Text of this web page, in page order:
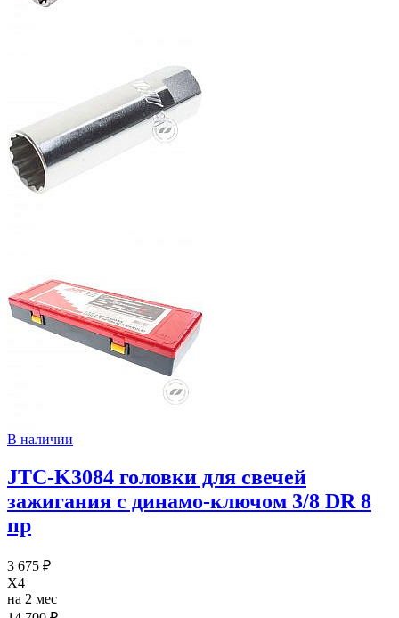
В наличии
JTC-K3084 головки для свечей
зажигания с динамо-ключом 3/8 DR 8
пр
3 675 ₽
X4
на 2 мес